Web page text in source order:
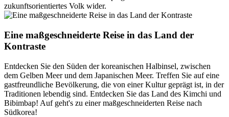
zukunftsorientiertes Volk wider.
Eine maßgeschneiderte Reise in das Land der
Kontraste
Entdecken Sie den Süden der koreanischen Halbinsel, zwischen
dem Gelben Meer und dem Japanischen Meer. Treffen Sie auf eine
gastfreundliche Bevölkerung, die von einer Kultur geprägt ist, in der
Traditionen lebendig sind. Entdecken Sie das Land des Kimchi und
Bibimbap! Auf geht's zu einer maßgeschneiderten Reise nach
Südkorea!